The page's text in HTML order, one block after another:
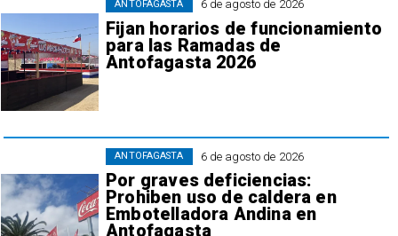
6 de agosto de 2026
Fijan horarios de funcionamiento
para las Ramadas de
Antofagasta 2026
ANTOFAGASTA
6 de agosto de 2026
Por graves deficiencias:
Prohiben uso de caldera en
Embotelladora Andina en
Antofagasta
ANTOFAGASTA